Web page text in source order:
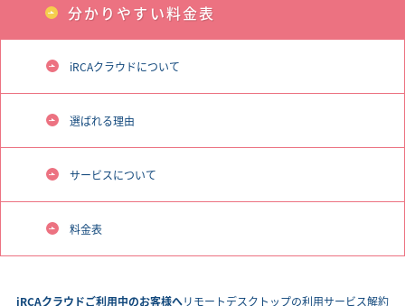
分かりやすい料金表
iRCAクラウドについて
選ばれる理由
サービスについて
料金表
iRCAクラウドご利用中のお客様へリモートデスクトップの利用サービス解約